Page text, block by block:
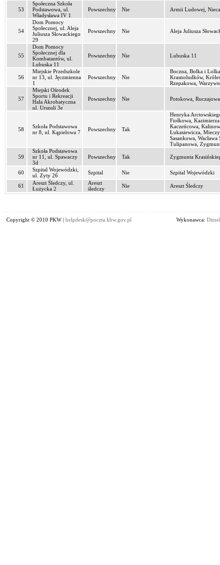
53
Społeczna Szkoła
Podstawowa, ul.
Władysława IV 1
Powszechny Nie Armii Ludowej,
54
Dom Pomocy
Społecznej, ul. Aleja
Juliusza Słowackiego
29
Powszechny Nie Aleja Juliusza
55
Dom Pomocy
Społecznej dla
Kombatantów, ul.
Lubuska 11
Powszechny Nie Lubuska 11
56
Miejskie Przedszkole
nr 13, ul. Jęczmienna
1
Powszechny Nie
Boczna, Bolka i
Krasnoludków,
Rzepakowa,
57
Miejski Ośrodek
Sportu i Rekreacji
Hala Akrobatyczna
ul. Urszuli 3e
Powszechny Nie Potokowa,
58
Szkoła Podstawowa
nr 8, ul. Kąpielowa 7
Powszechny Tak
Henryka
Fiołkowa,
Kaczeńcowa,
Łukasiewicza,
Sasankowa,
Tulipanowa,
59
Szkoła Podstawowa
nr 11, ul. Spawaczy
3d
Powszechny Tak Zygmunta
60
Szpital Wojewódzki,
ul. Zyty 26
Szpital Nie Szpital Wojewódzki
61
Areszt Śledczy, ul.
Łużycka 2
Areszt
śledczy
Nie Areszt Śledczy
Copyright © 2010 PKW | helpdesk@poczta.kbw.gov.pl Wykonawca: